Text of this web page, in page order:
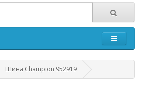
Шина Champion 952919